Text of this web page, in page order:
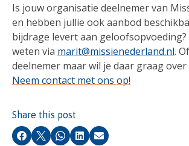
Is jouw organisatie deelnemer van
en hebben jullie ook aanbod
bijdrage levert aan
weten via marit@missienederland.nl.
deelnemer maar wil je daar graag
Neem contact met ons op!
Share this post
Facebook
X Whatsapp
LinkedIn
Email